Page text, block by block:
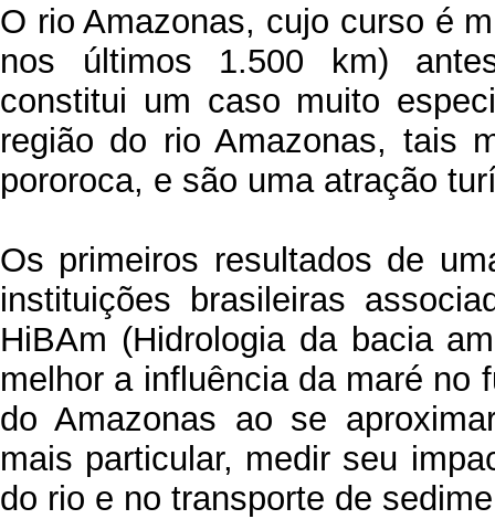
O rio Amazonas, cujo curso é
nos últimos 1.500 km)
constitui um caso muito
região do rio Amazonas, tais
pororoca, e são uma atração
Os primeiros resultados de
instituições brasileiras
HiBAm (Hidrologia da bacia
melhor a influência da maré no
do Amazonas ao se
mais particular, medir seu
do rio e no transporte de